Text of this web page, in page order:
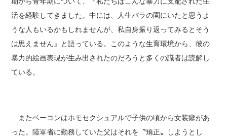
活を経験してきました。中には、人生バラの園にいたと思うよ
うな人もいるかもしれませんが、私自身振り返ってみるとそう
は思えません』と語っている。このような生育環境から、彼の
暴力的絵画表現が生み出されたのだろうと多くの識者は読解し
ている。
またベーコンはホモセクシュアルで子供の頃から女装癖があ
った。陸軍省に勤務していた父はそれを〝矯正〟しようとし